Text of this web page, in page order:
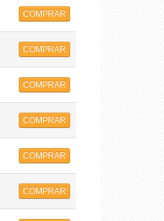
COMPRAR
COMPRAR
COMPRAR
COMPRAR
COMPRAR
COMPRAR